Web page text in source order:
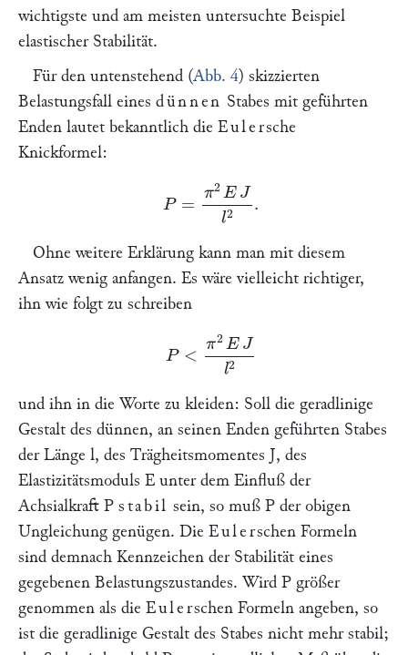
wichtigste und am meisten untersuchte Beispiel
elastischer Stabilität.
Für den untenstehend (Abb. 4) skizzierten
Belastungsfall eines dünnen Stabes mit geführten
Enden lautet bekanntlich die Eulersche
Knickformel:
E Jl2 .
Ohne weitere Erklärung kann man mit diesem
Ansatz wenig anfangen. Es wäre vielleicht richtiger,
ihn wie folgt zu schreiben
E Jl2
und ihn in die Worte zu kleiden: Soll die geradlinige
Gestalt des dünnen, an seinen Enden geführten Stabes
der Länge l, des Trägheitsmomentes J, des
Elastizitätsmoduls E unter dem Einfluß der
Achsialkraft P stabil sein, so muß P der obigen
Ungleichung genügen. Die Eulerschen Formeln
sind demnach Kennzeichen der Stabilität eines
gegebenen Belastungszustandes. Wird P größer
genommen als die Eulerschen Formeln angeben, so
ist die geradlinige Gestalt des Stabes nicht mehr stabil;